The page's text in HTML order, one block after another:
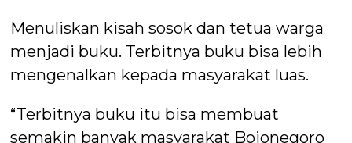
Menuliskan kisah sosok dan tetua warga
menjadi buku. Terbitnya buku bisa lebih
mengenalkan kepada masyarakat luas.
“Terbitnya buku itu bisa membuat
semakin banyak masyarakat Bojonegoro